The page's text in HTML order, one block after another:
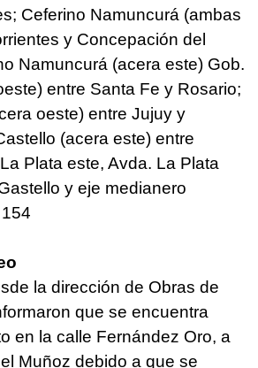
Ceferino Namuncurá (ambas
y Concepación del
Namuncurá (acera este) Gob.
entre Santa Fe y Rosario;
oeste) entre Jujuy y
(acera este) entre
Plata este, Avda. La Plata
y eje medianero
la dirección de Obras de
que se encuentra
en la calle Fernández Oro, a
Muñoz debido a que se